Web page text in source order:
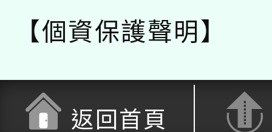
【個資保護聲明】
返回首頁